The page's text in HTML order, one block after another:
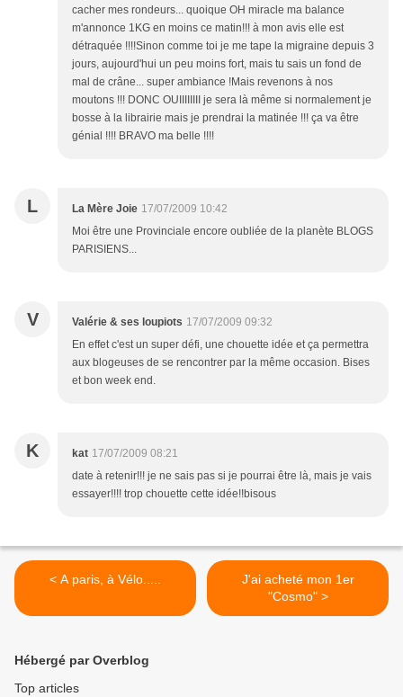
cacher mes rondeurs... quoique OH miracle ma balance
m'annonce 1KG en moins ce matin!!! à mon avis elle est
détraquée !!!!Sinon comme toi je me tape la migraine depuis 3
jours, aujourd'hui un peu moins fort, mais tu sais un fond de
mal de crâne... super ambiance !Mais revenons à nos
moutons !!! DONC OUIIIIIIII je sera là même si normalement je
bosse à la librairie mais je prendrai la matinée !!! ça va être
génial !!!! BRAVO ma belle !!!!
L La Mère Joie 17/07/2009 10:42
Moi être une Provinciale encore oubliée de la planète BLOGS
PARISIENS...
V Valérie & ses loupiots 17/07/2009 09:32
En effet c'est un super défi, une chouette idée et ça permettra
aux blogeuses de se rencontrer par la même occasion. Bises
et bon week end.
K kat 17/07/2009 08:21
date à retenir!!! je ne sais pas si je pourrai être là, mais je vais
essayer!!!! trop chouette cette idée!!bisous
< A paris, à Vélo.....
J'ai acheté mon 1er
"Cosmo" >
Hébergé par Overblog
Top articles